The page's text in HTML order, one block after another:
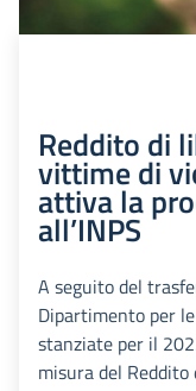
Reddito di
vittime di
attiva la
all’INPS
A seguito del
Dipartimento per
stanziate per il
misura del